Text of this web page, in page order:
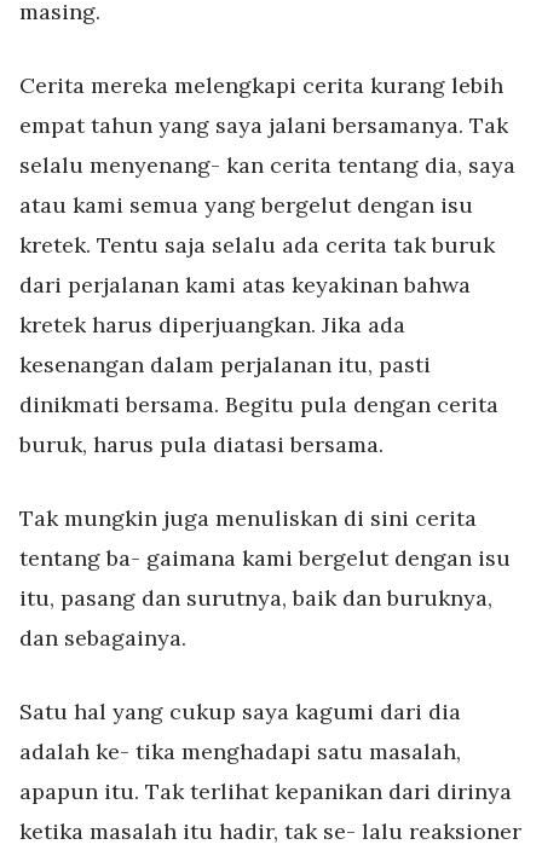
masing.
Cerita mereka melengkapi cerita kurang lebih
empat tahun yang saya jalani bersamanya. Tak
selalu menyenang- kan cerita tentang dia, saya
atau kami semua yang bergelut dengan isu
kretek. Tentu saja selalu ada cerita tak buruk
dari perjalanan kami atas keyakinan bahwa
kretek harus diperjuangkan. Jika ada
kesenangan dalam perjalanan itu, pasti
dinikmati bersama. Begitu pula dengan cerita
buruk, harus pula diatasi bersama.
Tak mungkin juga menuliskan di sini cerita
tentang ba- gaimana kami bergelut dengan isu
itu, pasang dan surutnya, baik dan buruknya,
dan sebagainya.
Satu hal yang cukup saya kagumi dari dia
adalah ke- tika menghadapi satu masalah,
apapun itu. Tak terlihat kepanikan dari dirinya
ketika masalah itu hadir, tak se- lalu reaksioner